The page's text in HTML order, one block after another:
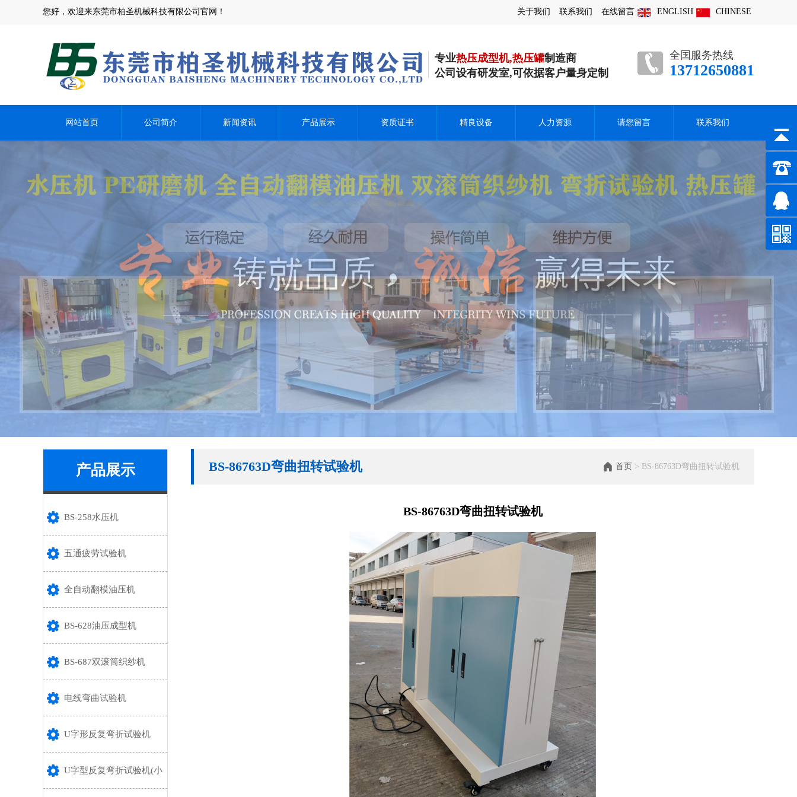
您好，欢迎来东莞市柏圣机械科技有限公司官网！ CHINESE
ENGLISH
在线留言
联系我们
关于我们
专业热压成型机,热压罐制造商
公司设有研发室,可依据客户量身定制
全国服务热线
13712650881
网站首页 公司简介 新闻资讯 产品展示 资质证书 精良设备 人力资源 请您留言 联系我们
产品展示
BS-258水压机
五通疲劳试验机
全自动翻模油压机
BS-628油压成型机
BS-687双滚筒织纱机
电线弯曲试验机
U字形反复弯折试验机
U字型反复弯折试验机(小
BS-86763D弯曲扭转试验机 首页 > BS-86763D弯曲扭转试验机
BS-86763D弯曲扭转试验机